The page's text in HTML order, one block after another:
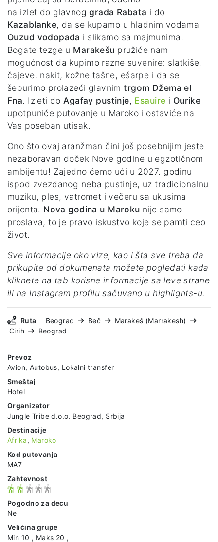
na izlet do glavnog grada Rabata i do
Kazablanke, da se kupamo u hladnim vodama
Ouzud vodopada i slikamo sa majmunima.
Bogate tezge u Marakešu pružiće nam
mogućnost da kupimo razne suvenire: slatkiše,
čajeve, nakit, kožne tašne, ešarpe i da se
šepurimo prolazeći glavnimtrgom Džema el
Fna. Izleti do Agafay pustinje, Esauire i Ourike
upotpuniće putovanje u Maroko i ostaviće na
Vas poseban utisak.
Ono što ovaj aranžman čini još posebnijim jeste
nezaboravan doček Nove godine u egzotičnom
ambijentu! Zajedno ćemo ući u 2027. godinu
ispod zvezdanog neba pustinje, uz tradicionalnu
muziku, ples, vatromet i večeru sa ukusima
orijenta. Nova godina u Maroku nije samo
proslava, to je pravo iskustvo koje se pamti ceo
život.
Sve informacije oko vize, kao i šta sve treba da
prikupite od dokumenata možete pogledati kada
kliknete na tab korisne informacije sa leve strane
ili na Instagram profilu sačuvano u highlights-u.
Ruta Beograd Beč
Marakeš (Marrakesh)
Cirih
Beograd
Prevoz
Avion, Autobus, Lokalni transfer
Smeštaj
Hotel
Organizator
Jungle Tribe d.o.o. Beograd, Srbija
Destinacije
Afrika, Maroko
Kod putovanja
MA7
Zahtevnost
Pogodno za decu
Ne
Veličina grupe
Min 10 , Maks 20 ,